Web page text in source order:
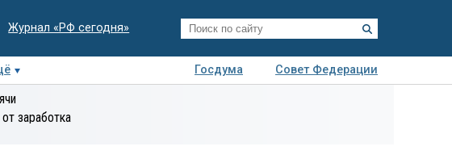
Журнал «РФ сегодня»
Госдума
Совет Федерации
экспертиза
заработка